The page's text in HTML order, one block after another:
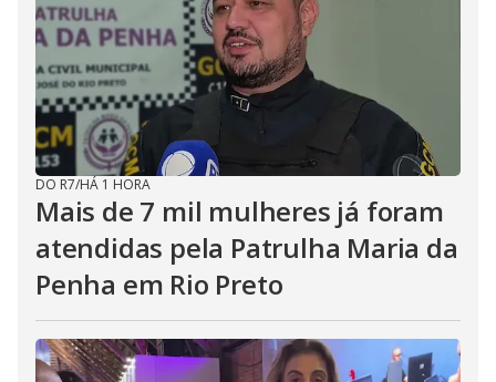
DO R7/HÁ 1 HORA
Mais de 7 mil mulheres já foram
atendidas pela Patrulha Maria da
Penha em Rio Preto